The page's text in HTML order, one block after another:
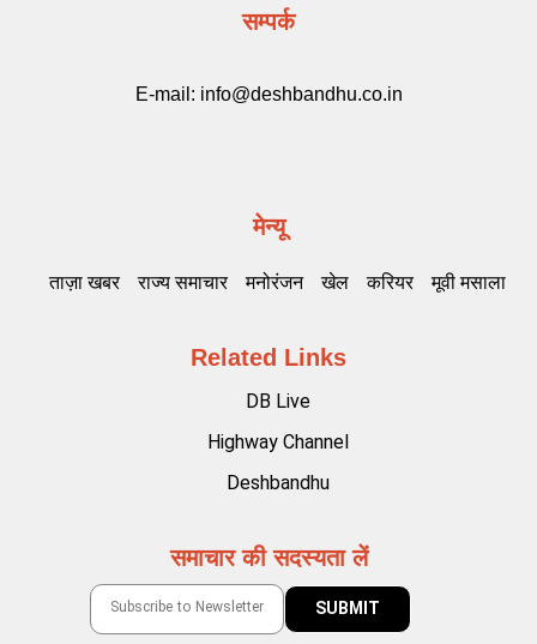
सम्पर्क
E-mail: info@deshbandhu.co.in
मेन्यू
ताज़ा खबर राज्य समाचार मनोरंजन खेल करियर मूवी मसाला
Related Links
DB Live
Highway Channel
Deshbandhu
समाचार की सदस्यता लें